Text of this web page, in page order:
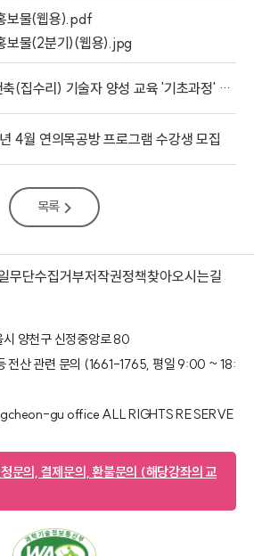
보물(웹용).pdf
보물(2분기)(웹용).jpg
실내건축(집수리) 기술자 양성 교육 '기초과정' 수강생 모집
4월 연의목공방 프로그램 수강생 모집
목록
무단수집거부저작권정책찾아오시는길
양천구 신정중앙로 80
전산 관련 문의 (1661-1765, 평일 9:00 ~ 18:
gu office ALL RIGHTS RESERVE
문의, 결제문의, 환불문의 (해당강좌의 교